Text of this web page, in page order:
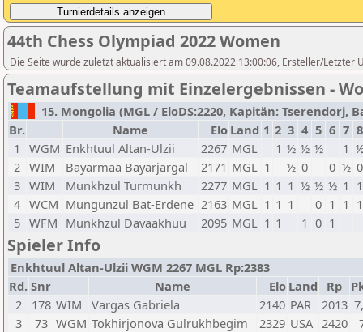
44th Chess Olympiad 2022 Women
Die Seite wurde zuletzt aktualisiert am 09.08.2022 13:00:06, Ersteller/Letzter
Teamaufstellung mit Einzelergebnissen -
15. Mongolia (MGL / EloDS:2220, Kapitän: Tserendorj,
Br.
Name Elo Land 1 2 3 4 5 6 7 8
1
WGM Enkhtuul Altan-Ulzii 2267 MGL 1 ½ ½ ½ 1
2 WIM Bayarmaa Bayarjargal 2171 MGL 1 ½ 0 0 ½ 0
3 WIM Munkhzul Turmunkh 2277 MGL 1 1 1 ½ ½ ½ 1 1
4 WCM Mungunzul Bat-Erdene 2163 MGL 1 1 1 0 1 1 1
5 WFM Munkhzul Davaakhuu 2095 MGL 1 1 1 0 1
Spieler Info
Enkhtuul Altan-Ulzii WGM 2267 MGL Rp:2383
Rd. Snr Name Elo Land Rp
2
178 WIM Vargas Gabriela 2140 PAR 2013
3
73 WGM Tokhirjonova Gulrukhbegim 2329 USA 2420